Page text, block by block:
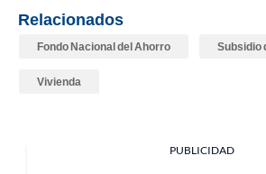
Relacionados
Fondo Nacional del Ahorro Subsidio
Vivienda
PUBLICIDAD